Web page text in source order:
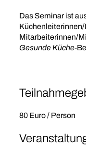
Das Seminar ist
Mitarbeiterinnen/
Gesunde Küche-
80 Euro / Person